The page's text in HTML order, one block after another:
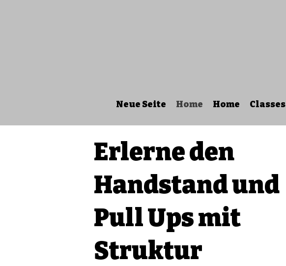
Neue Seite Home Home Classes
Erlerne den
Handstand und
Pull Ups mit
Struktur